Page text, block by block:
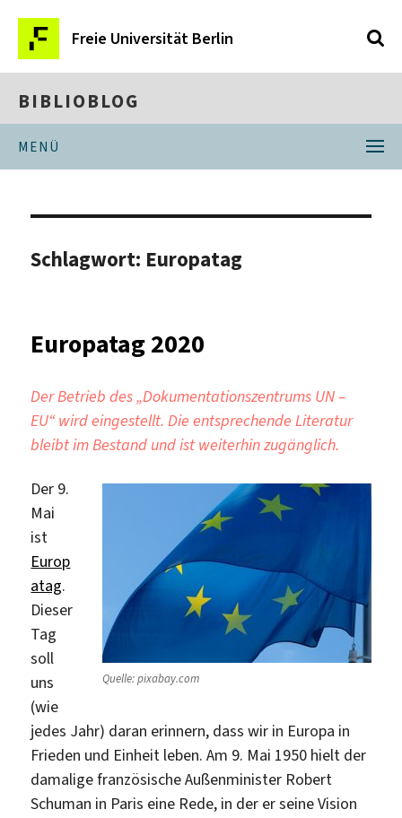
Freie Universität Berlin
BIBLIOBLOG
MENÜ
Schlagwort: Europatag
Europatag 2020
Der Betrieb des „Dokumentationszentrums UN –
EU“ wird eingestellt. Die entsprechende Literatur
bleibt im Bestand und ist weiterhin zugänglich.
Quelle: pixabay.com
Der 9.
Mai
ist
Europ
atag.
Dieser
Tag
soll
uns
(wie
jedes Jahr) daran erinnern, dass wir in Europa in
Frieden und Einheit leben. Am 9. Mai 1950 hielt der
damalige französische Außenminister Robert
Schuman in Paris eine Rede, in der er seine Vision